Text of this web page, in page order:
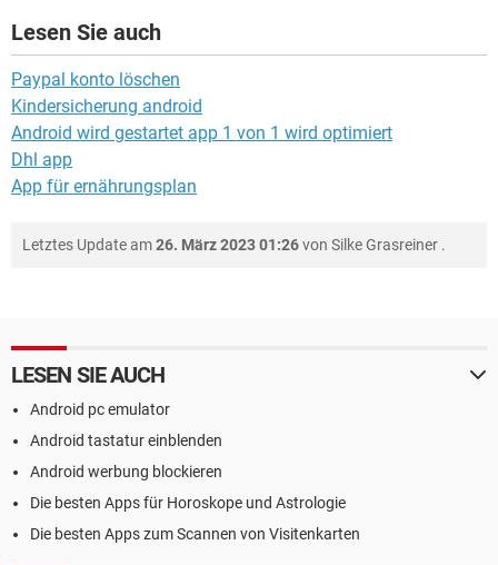
Lesen Sie auch
Paypal konto löschen
Kindersicherung android
Android wird gestartet app 1 von 1 wird optimiert
Dhl app
App für ernährungsplan
Letztes Update am26. März 2023 01:26von Silke Grasreiner .
LESEN SIE AUCH
Android pc emulator
Android tastatur einblenden
Android werbung blockieren
Die besten Apps für Horoskope und Astrologie
Die besten Apps zum Scannen von Visitenkarten